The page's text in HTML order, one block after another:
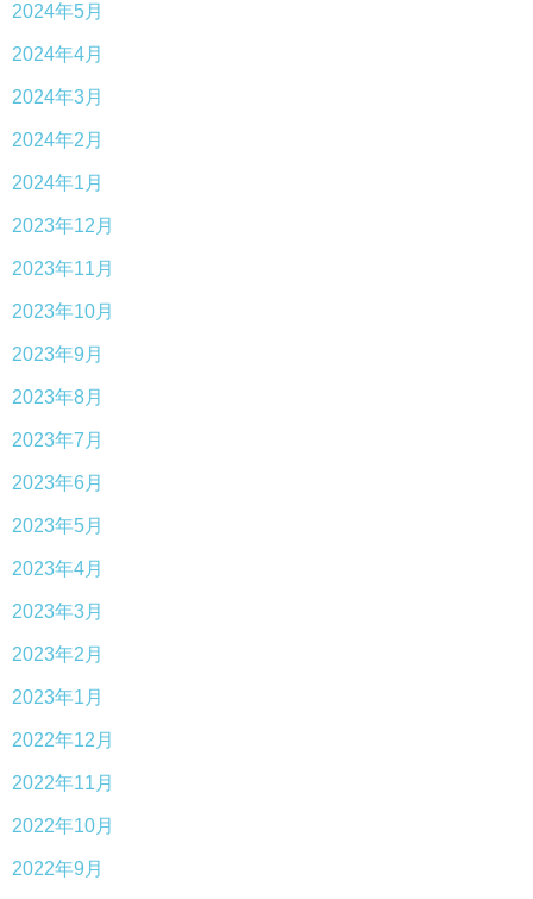
2024年5月
2024年4月
2024年3月
2024年2月
2024年1月
2023年12月
2023年11月
2023年10月
2023年9月
2023年8月
2023年7月
2023年6月
2023年5月
2023年4月
2023年3月
2023年2月
2023年1月
2022年12月
2022年11月
2022年10月
2022年9月